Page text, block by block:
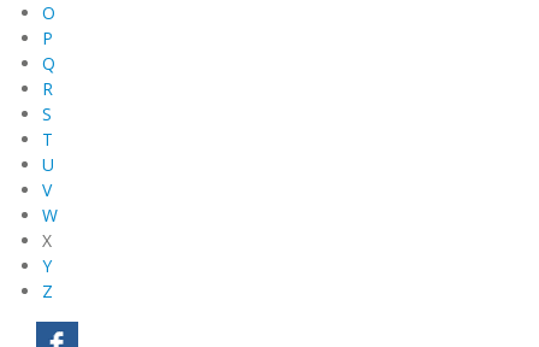
O
P
Q
R
S
T
U
V
W
X
Y
Z